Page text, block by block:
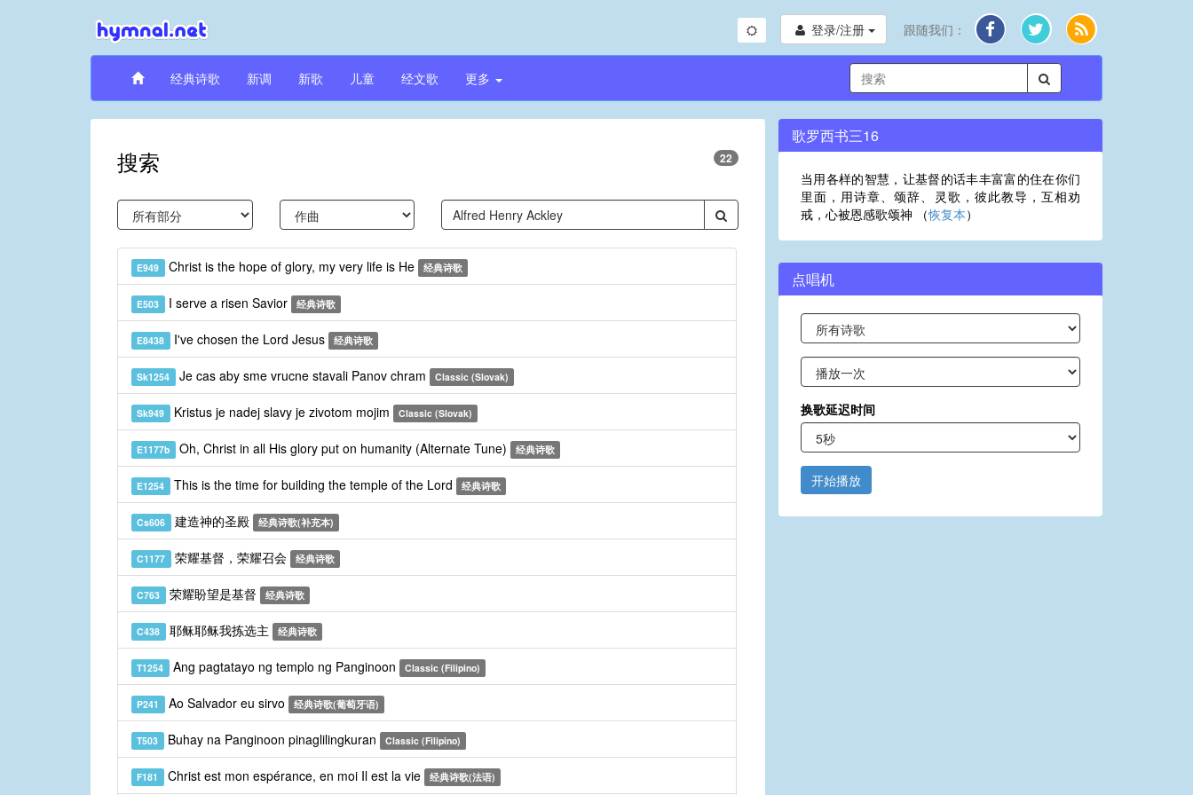
登录/注册 跟随我们：
经典诗歌 新调 新歌 儿童 经文歌 更多
搜索 22
E949 Christ is the hope of glory, my very life is He 经典诗歌
E503 I serve a risen Savior 经典诗歌
E8438 I've chosen the Lord Jesus 经典诗歌
Sk1254 Je cas aby sme vrucne stavali Panov chram Classic (Slovak)
Sk949 Kristus je nadej slavy je zivotom mojim Classic (Slovak)
E1177b Oh, Christ in all His glory put on humanity (Alternate Tune) 经典诗歌
E1254 This is the time for building the temple of the Lord 经典诗歌
Cs606 建造神的圣殿 经典诗歌(补充本)
C1177 荣耀基督，荣耀召会 经典诗歌
C763 荣耀盼望是基督 经典诗歌
C438 耶稣耶稣我拣选主 经典诗歌
T1254 Ang pagtatayo ng templo ng Panginoon Classic (Filipino)
P241 Ao Salvador eu sirvo 经典诗歌(葡萄牙语)
T503 Buhay na Panginoon pinaglilingkuran Classic (Filipino)
F181 Christ est mon espérance, en moi Il est la vie 经典诗歌(法语)
歌罗西书三16
当用各样的智慧，让基督的话丰丰富富的住在你们
里面，用诗章、颂辞、灵歌，彼此教导，互相劝
戒，心被恩感歌颂神 （恢复本）
点唱机
换歌延迟时间
开始播放